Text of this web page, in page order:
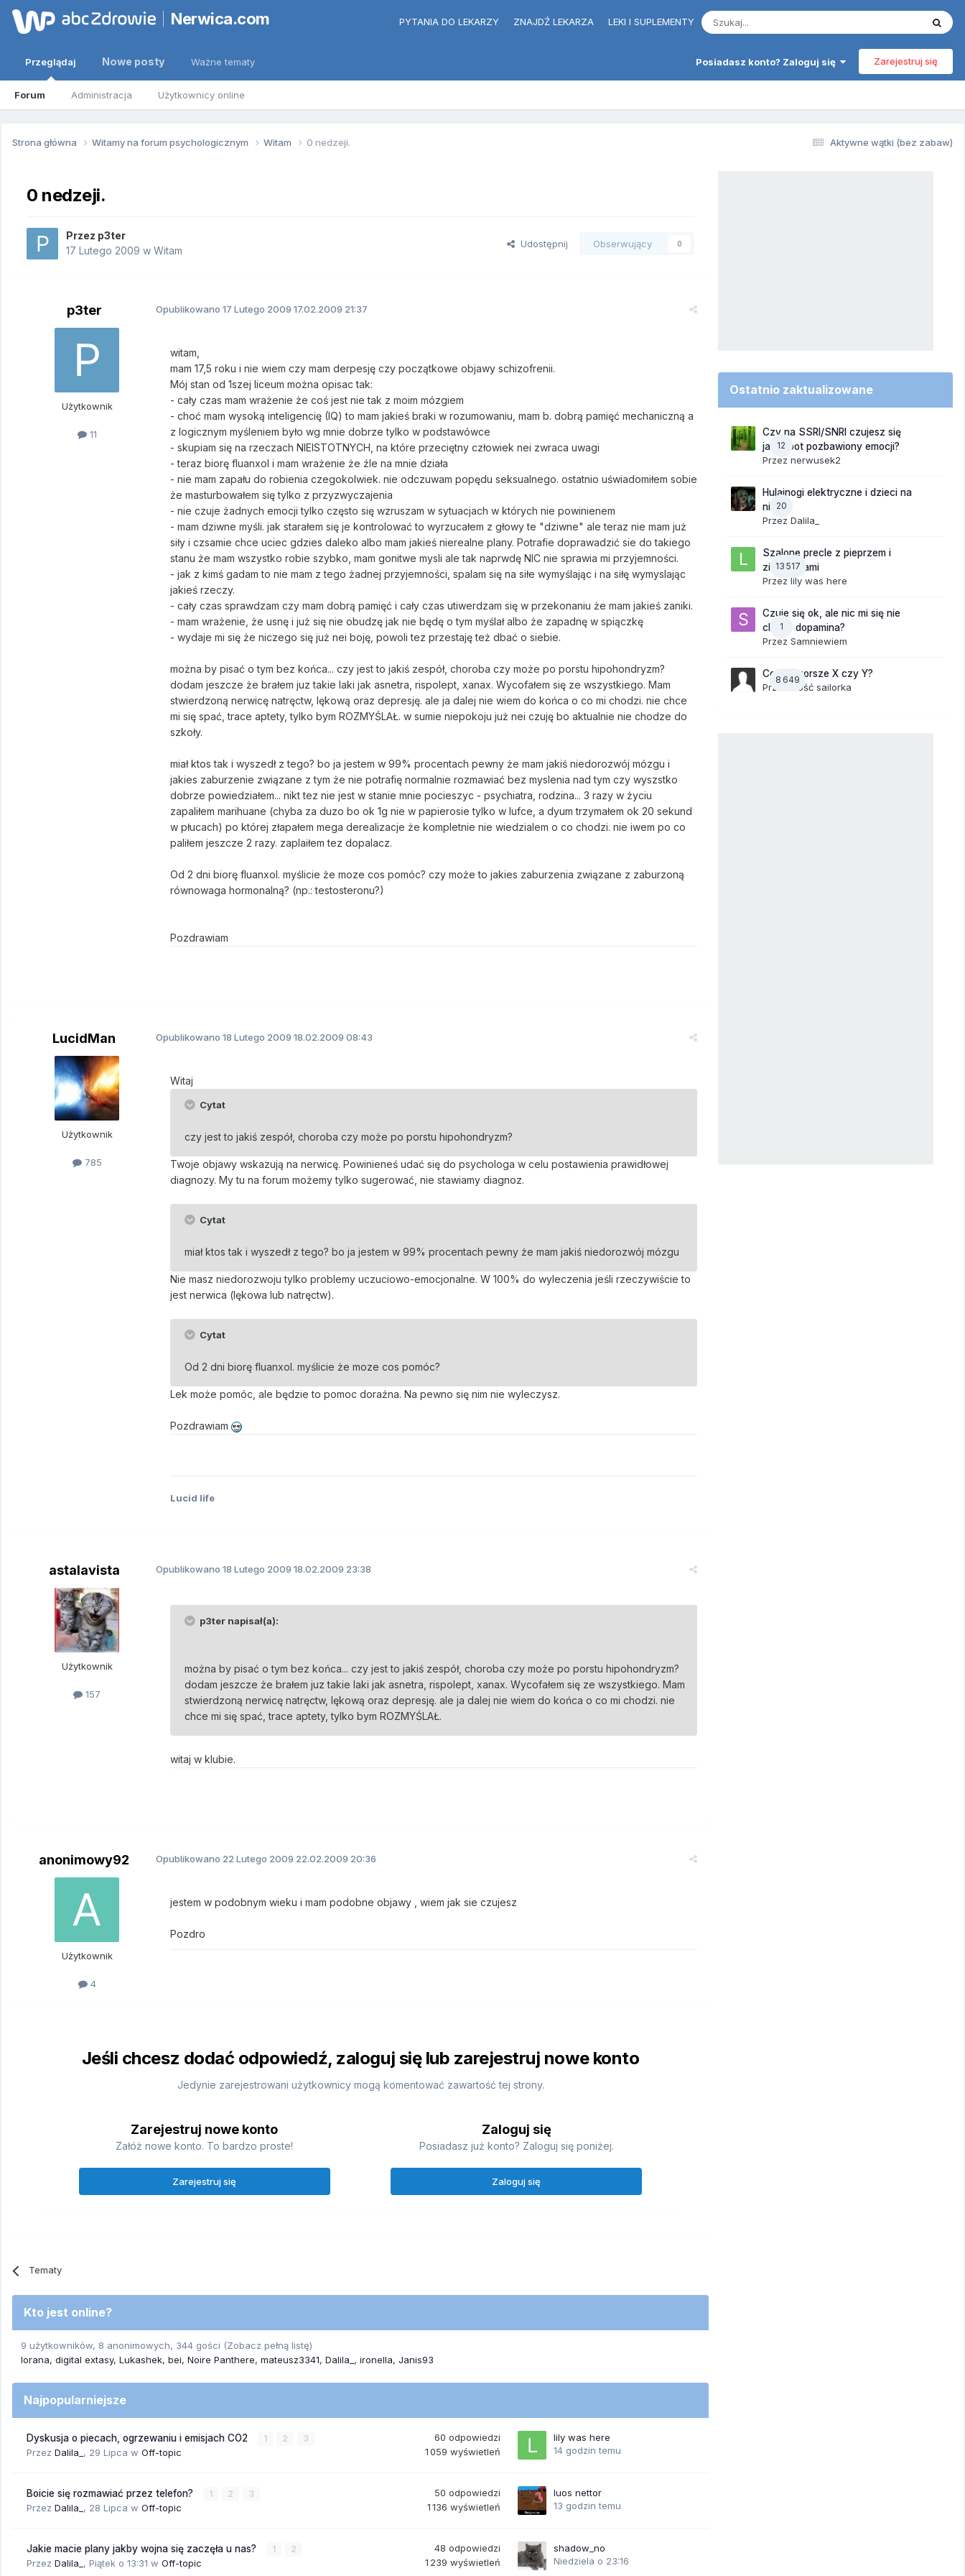
Nerwica.com PYTANIA DO LEKARZY ZNAJDŹ LEKARZA LEKI I SUPLEMENTY
Posiadasz konto? Zaloguj się Zarejestruj się
Przeglądaj
Forum Administracja Użytkownicy online
Nowe posty Ważne tematy
Aktywne wątki (bez zabaw)
Strona główna Witamy na forum psychologicznym Witam 0 nedzeji.
0 nedzeji.
Przez p3ter
17 Lutego 2009 w Witam
Udostępnij Obserwujący 0
p3ter
Użytkownik
11
Opublikowano 17 Lutego 2009 17.02.2009 21:37
witam,
mam 17,5 roku i nie wiem czy mam derpesję czy początkowe objawy schizofrenii.
Mój stan od 1szej liceum można opisac tak:
- cały czas mam wrażenie że coś jest nie tak z moim mózgiem
- choć mam wysoką inteligencię (IQ) to mam jakieś braki w rozumowaniu, mam b. dobrą pamięć mechaniczną a
z logicznym myśleniem było wg mnie dobrze tylko w podstawówce
- skupiam się na rzeczach NIEISTOTNYCH, na które przeciętny człowiek nei zwraca uwagi
- teraz biorę fluanxol i mam wrażenie że źle na mnie działa
- nie mam zapału do robienia czegokolwiek. nie odczuwam popędu seksualnego. ostatnio uświadomiłem sobie
że masturbowałem się tylko z przyzwyczajenia
- nie czuje żadnych emocji tylko często się wzruszam w sytuacjach w których nie powinienem
- mam dziwne myśli. jak starałem się je kontrolować to wyrzucałem z głowy te "dziwne" ale teraz nie mam już
siły i czsamie chce uciec gdzies daleko albo mam jakieś nierealne plany. Potrafie doprawadzić sie do takiego
stanu że mam wszystko robie szybko, mam gonitwe mysli ale tak naprwdę NIC nie sprawia mi przyjemności.
- jak z kimś gadam to nie mam z tego żadnej przyjemności, spalam się na siłe wymyślając i na siłę wymyslając
jakieś rzeczy.
- cały czas sprawdzam czy mam dobrą pamięć i cały czas utiwerdzam się w przekonaniu że mam jakieś zaniki.
- mam wrażenie, że usnę i już się nie obudzę jak nie będę o tym myślał albo że zapadnę w spiączkę
- wydaje mi się że niczego się już nei boję, powoli tez przestaję też dbać o siebie.
można by pisać o tym bez końca... czy jest to jakiś zespół, choroba czy może po porstu hipohondryzm?
dodam jeszcze że brałem juz takie laki jak asnetra, rispolept, xanax. Wycofałem się ze wszystkiego. Mam
stwierdzoną nerwicę natręctw, lękową oraz depresję. ale ja dalej nie wiem do końca o co mi chodzi. nie chce
mi się spać, trace aptety, tylko bym ROZMYŚLAŁ. w sumie niepokoju już nei czuję bo aktualnie nie chodze do
szkoły.
miał ktos tak i wyszedł z tego? bo ja jestem w 99% procentach pewny że mam jakiś niedorozwój mózgu i
jakies zaburzenie związane z tym że nie potrafię normalnie rozmawiać bez myslenia nad tym czy wyszstko
dobrze powiedziałem... nikt tez nie jest w stanie mnie pocieszyc - psychiatra, rodzina... 3 razy w życiu
zapaliłem marihuane (chyba za duzo bo ok 1g nie w papierosie tylko w lufce, a dyum trzymałem ok 20 sekund
w płucach) po której złapałem mega derealizacje że kompletnie nie wiedzialem o co chodzi. nie iwem po co
paliłem jeszcze 2 razy. zaplaiłem tez dopalacz.
Od 2 dni biorę fluanxol. myślicie że moze cos pomóc? czy może to jakies zaburzenia związane z zaburzoną
równowaga hormonalną? (np.: testosteronu?)
Pozdrawiam
LucidMan
Użytkownik
785
Opublikowano 18 Lutego 2009 18.02.2009 08:43
Witaj
Cytat
czy jest to jakiś zespół, choroba czy może po porstu hipohondryzm?
Twoje objawy wskazują na nerwicę. Powinieneś udać się do psychologa w celu postawienia prawidłowej
diagnozy. My tu na forum możemy tylko sugerować, nie stawiamy diagnoz.
Cytat
miał ktos tak i wyszedł z tego? bo ja jestem w 99% procentach pewny że mam jakiś niedorozwój mózgu
Nie masz niedorozwoju tylko problemy uczuciowo-emocjonalne. W 100% do wyleczenia jeśli rzeczywiście to
jest nerwica (lękowa lub natręctw).
Cytat
Od 2 dni biorę fluanxol. myślicie że moze cos pomóc?
Lek może pomóc, ale będzie to pomoc doraźna. Na pewno się nim nie wyleczysz.
Pozdrawiam
Lucid life
astalavista
Użytkownik
157
Opublikowano 18 Lutego 2009 18.02.2009 23:38
p3ter napisał(a):
można by pisać o tym bez końca... czy jest to jakiś zespół, choroba czy może po porstu hipohondryzm?
dodam jeszcze że brałem juz takie laki jak asnetra, rispolept, xanax. Wycofałem się ze wszystkiego. Mam
stwierdzoną nerwicę natręctw, lękową oraz depresję. ale ja dalej nie wiem do końca o co mi chodzi. nie
chce mi się spać, trace aptety, tylko bym ROZMYŚLAŁ.
witaj w klubie.
anonimowy92
Użytkownik
4
Opublikowano 22 Lutego 2009 22.02.2009 20:36
jestem w podobnym wieku i mam podobne objawy , wiem jak sie czujesz
Pozdro
Jeśli chcesz dodać odpowiedź, zaloguj się lub zarejestruj nowe konto
Jedynie zarejestrowani użytkownicy mogą komentować zawartość tej strony.
Zarejestruj nowe konto
Załóż nowe konto. To bardzo proste!
Zarejestruj się
Zaloguj się
Posiadasz już konto? Zaloguj się poniżej.
Zaloguj się
Tematy
Kto jest online?
9 użytkowników, 8 anonimowych, 344 gości (Zobacz pełną listę)
lorana digital extasy Lukashek bei Noire Panthere mateusz3341 Dalila_ ironella Janis93
Najpopularniejsze
Dyskusja o piecach, ogrzewaniu i emisjach CO2 1 2 3
Przez Dalila_ , 29 Lipca w Off-topic
60 odpowiedzi
1 059 wyświetleń
lily was here
14 godzin temu
Boicie się rozmawiać przez telefon? 1 2 3
Przez Dalila_ , 28 Lipca w Off-topic
50 odpowiedzi
1 136 wyświetleń
luos nettor
13 godzin temu
Jakie macie plany jakby wojna się zaczęła u nas? 1 2
Przez Dalila_ , Piątek o 13:31 w Off-topic
48 odpowiedzi
1 239 wyświetleń
shadow_no
Niedziela o 23:16
Ostatnio zaktualizowane
12
Czy na SSRI/SNRI czujesz się
jak robot pozbawiony emocji?
Przez nerwusek2
20
Hulajnogi elektryczne i dzieci na
nich
Przez Dalila_
13 517
Szalone precle z pieprzem i
ziemniakami
Przez lily was here
1
Czuje się ok, ale nic mi się nie
chce - dopamina?
Przez Samniewiem
8 649
Co jest gorsze X czy Y?
Przez Gość sailorka